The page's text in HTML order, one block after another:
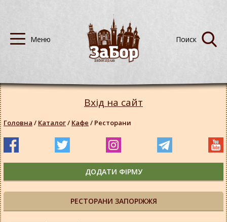
РЕСТОРАНИ ЗАПОРІЖЖЯ
Вхід на сайт
Головна / Каталог/ Кафе / Ресторани
ДОДАТИ ФІРМУ